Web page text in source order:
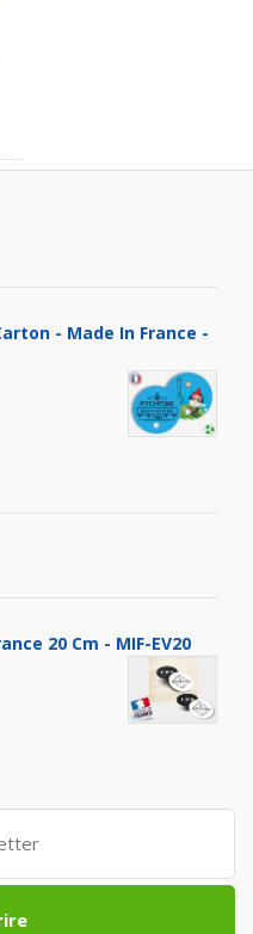
- Made In France -
20 Cm - MIF-EV20